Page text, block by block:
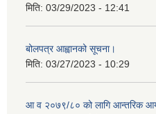
मिति: 03/29/2023 - 12:41
बोलपत्र आह्वानको सूचना।
मिति: 03/27/2023 - 10:29
आ व २०७९/८० को लागि आन्तरिक आय